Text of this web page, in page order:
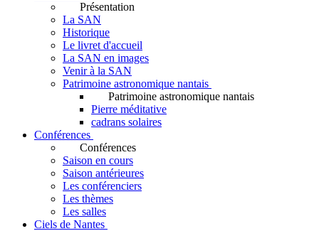
Présentation
La SAN
Historique
Le livret d'accueil
La SAN en images
Venir à la SAN
Patrimoine astronomique nantais
Patrimoine astronomique nantais
Pierre méditative
cadrans solaires
Conférences
Conférences
Saison en cours
Saison antérieures
Les conférenciers
Les thèmes
Les salles
Ciels de Nantes